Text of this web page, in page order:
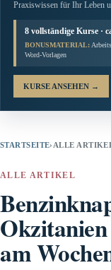
Praxiswissen für Ihr Leben
8 vollständige Kurse ·
BONUSMATERIAL:
Word-Vorlagen
KURSE ANSEHEN →
STARTSEITE› ALLE
ALLE ARTIKEL
am